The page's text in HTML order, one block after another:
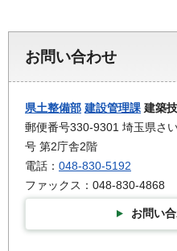
お問い合わせ
県土整備部 建設管理課 建築
郵便番号330-9301 埼玉県さ
号 第2庁舎2階
電話： 048-830-5192
ファックス：048-830-4868
お問い